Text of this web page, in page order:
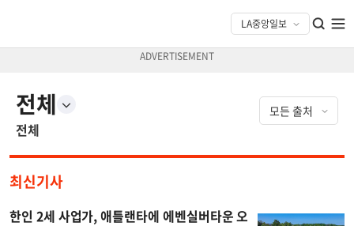
전체
전체
최신기사
한인 2세 사업가, 애틀랜타에 에벤실버타운 오